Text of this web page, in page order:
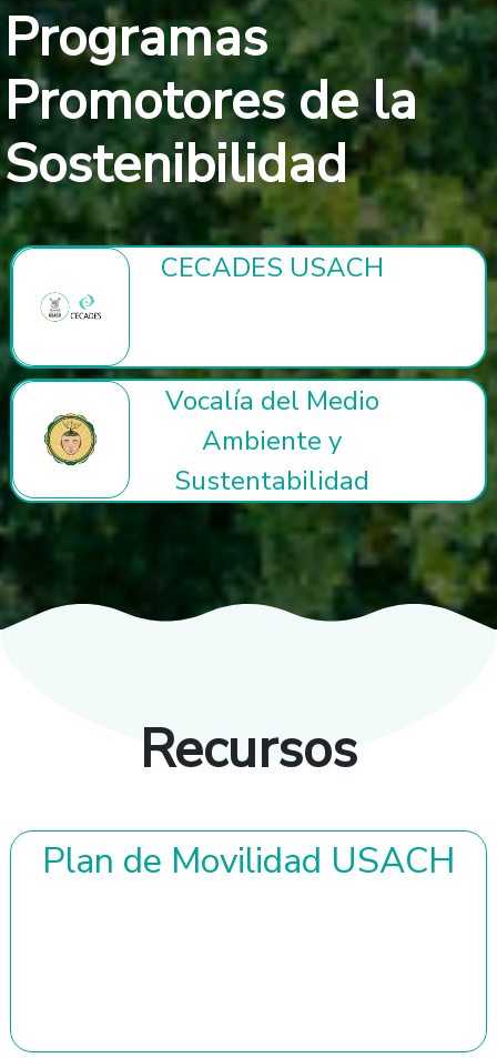
Programas
Promotores de la
Sostenibilidad
CECADES USACH
Vocalía del Medio
Ambiente y
Sustentabilidad
Recursos
Plan de Movilidad USACH